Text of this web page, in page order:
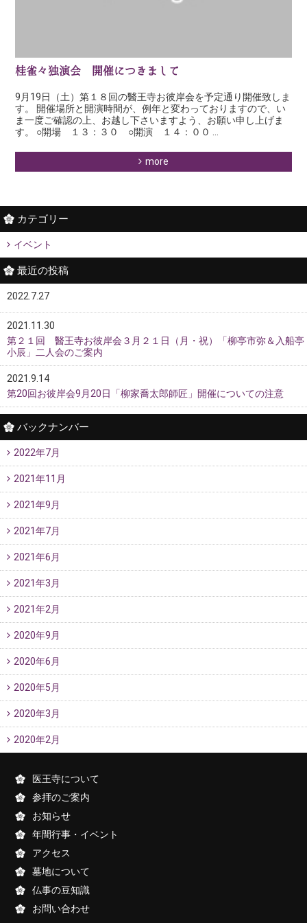
桂雀々独演会 開催につきまして
9月19日（土）第１８回の醫王寺お彼岸会を予定通り開催致しま
す。 開催場所と開演時間が、例年と変わっておりますので、い
ま一度ご確認の上、お越し下さいますよう、お願い申し上げま
す。 ○開場 １３：３０ ○開演 １４：００ …
more
カテゴリー
イベント
最近の投稿
2022.7.27
2021.11.30
第２１回 醫王寺お彼岸会３月２１日（月・祝）「柳亭市弥＆入船亭
小辰」二人会のご案内
2021.9.14
第20回お彼岸会9月20日「柳家喬太郎師匠」開催についての注意
バックナンバー
2022年7月
2021年11月
2021年9月
2021年7月
2021年6月
2021年3月
2021年2月
2020年9月
2020年6月
2020年5月
2020年3月
2020年2月
医王寺について
参拝のご案内
お知らせ
年間行事・イベント
アクセス
墓地について
仏事の豆知識
お問い合わせ